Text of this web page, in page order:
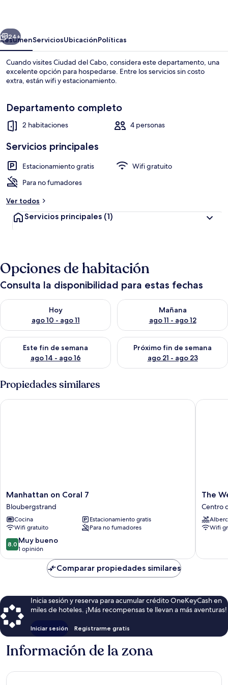
Siguiente
24+
ResumenServiciosUbicaciónPolíticas
Cuando visites Ciudad del Cabo, considera este departamento, una
excelente opción para hospedarse. Entre los servicios sin costo
extra, están wifi y estacionamiento.
Departamento completo
2 habitaciones 4 personas
Servicios principales
Estacionamiento gratis
Wifi gratuito
Para no fumadores
Ver todos
Servicios principales (1)
Opciones de habitación
Consulta la disponibilidad para estas fechas
Hoy
ago 10 - ago 11
Consulta la disponibilidad para hoy ago 10 - ago 11
Mañana
ago 11 - ago 12
Consulta la disponibilidad
Este fin de semana
ago 14 - ago 16
Consulta la disponibilidad para este fin de semana ago 14 -
Próximo fin de semana
ago 21 - ago 23
Consulta la disponibilidad
Propiedades similares
Manhattan
on
Coral
7
Bloubergstrand
Manhattan on Coral 7
Bloubergstrand
Cocina
Estacionamiento gratis
Wifi gratuito
Para no fumadores
8.0
de
10,
opinión
8.0 Muy bueno
1 opinión
Manhattan on Coral 7
The
Wex2
G06
Centro
de
Cabo
The
Centro
Wifi
The
Comparar propiedades similares
Inicia sesión y reserva para acumular crédito OneKeyCash en
miles de hoteles. ¡Más recompensas te llevan a más aventuras!
Iniciar sesión Registrarme gratis
Información de la zona